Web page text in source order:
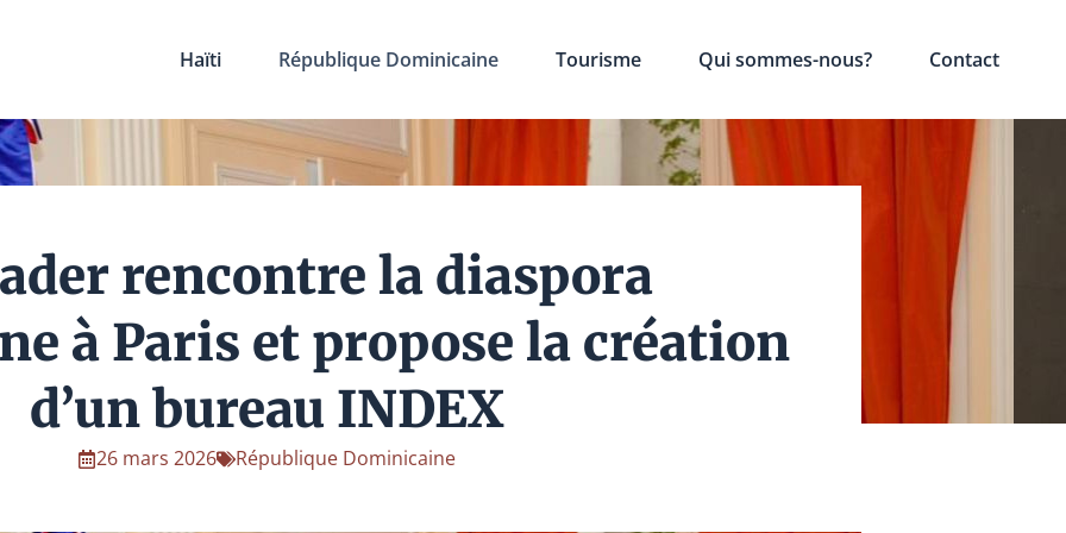
Haïti République Dominicaine Tourisme Qui sommes-nous? Contact
rencontre la diaspora
à Paris et propose la création
d’un bureau INDEX
26 mars 2026 République Dominicaine